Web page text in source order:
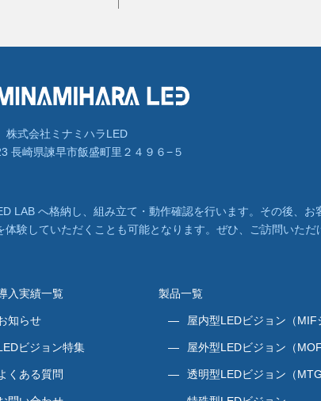
株式会社ミナミハラLED
長崎県諫早市飯盛町里２４９６−５
LAB へ格納し、組み立て・動作確認を行います。その後、お
験していただくことも可能となります。ぜひ、ご訪問いただ
入実績一覧
知らせ
ビジョン特集
くある質問
製品一覧
屋内型LEDビジョン（MIF
屋外型LEDビジョン（MOF
透明型LEDビジョン（